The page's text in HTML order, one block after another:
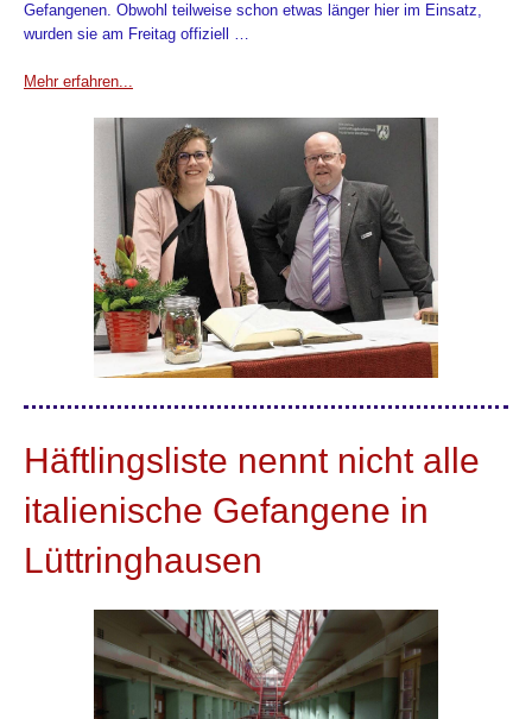
Gefangenen. Obwohl teilweise schon etwas länger hier im Einsatz,
wurden sie am Freitag offiziell …
Mehr erfahren...
Häftlingsliste nennt nicht alle
italienische Gefangene in
Lüttringhausen